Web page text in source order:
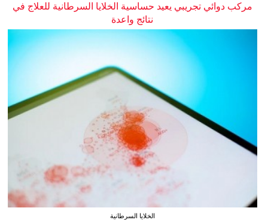
مركب دوائي تجريبي يعيد حساسية الخلايا السرطانية للعلاج في
نتائج واعدة
الخلايا السرطانية